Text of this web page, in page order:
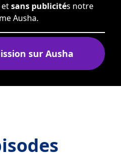
etsans publicités notre
Ausha.
sur Ausha